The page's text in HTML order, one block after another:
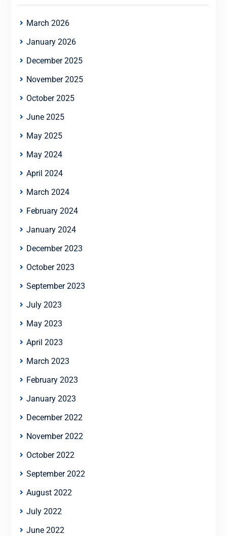
March 2026
January 2026
December 2025
November 2025
October 2025
June 2025
May 2025
May 2024
April 2024
March 2024
February 2024
January 2024
December 2023
October 2023
September 2023
July 2023
May 2023
April 2023
March 2023
February 2023
January 2023
December 2022
November 2022
October 2022
September 2022
August 2022
July 2022
June 2022